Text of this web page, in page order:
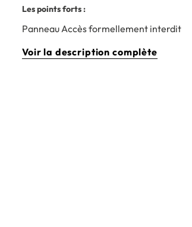
Les points forts :
Panneau Accès formellement interdit
Voir la description complète